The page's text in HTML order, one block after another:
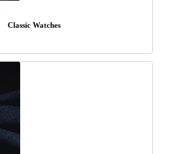
Classic Watches